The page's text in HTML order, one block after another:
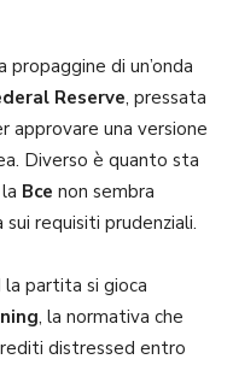
propaggine di un’onda
Reserve, pressata
approvare una versione
Diverso è quanto sta
Bce non sembra
requisiti prudenziali.
la partita si gioca
, la normativa che
distressed entro